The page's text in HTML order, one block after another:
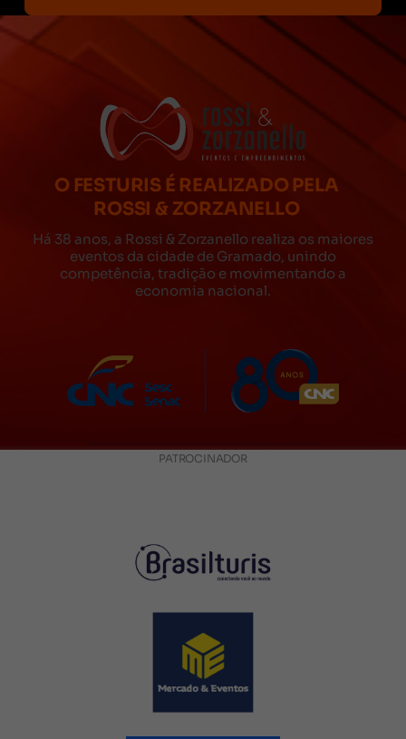
O FESTURIS É REALIZADO PELA
ROSSI & ZORZANELLO
Há 38 anos, a Rossi & Zorzanello realiza os maiores
eventos da cidade de Gramado, unindo
competência, tradição e movimentando a
economia nacional.
PATROCINADOR